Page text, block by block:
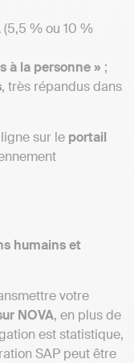
(5,5 % ou 10 %
à la personne » ;
, très répandus dans
sur le portail
humains et
votre
NOVA, en plus de
est statistique,
SAP peut être